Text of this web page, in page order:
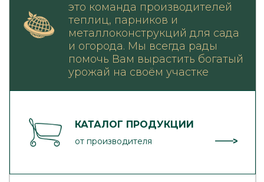
это команда производителей
теплиц, парников и
металлоконструкций для сада
и огорода. Мы всегда рады
помочь Вам вырастить богатый
урожай на своём участке
КАТАЛОГ ПРОДУКЦИИ
от производителя